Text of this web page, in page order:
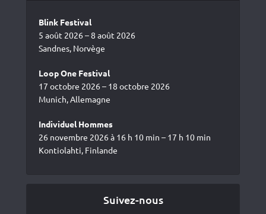
Blink Festival
5 août 2026 – 8 août 2026
Sandnes, Norvège
Loop One Festival
17 octobre 2026 – 18 octobre 2026
Munich, Allemagne
Individuel Hommes
26 novembre 2026 à 16 h 10 min – 17 h 10 min
Kontiolahti, Finlande
Suivez-nous